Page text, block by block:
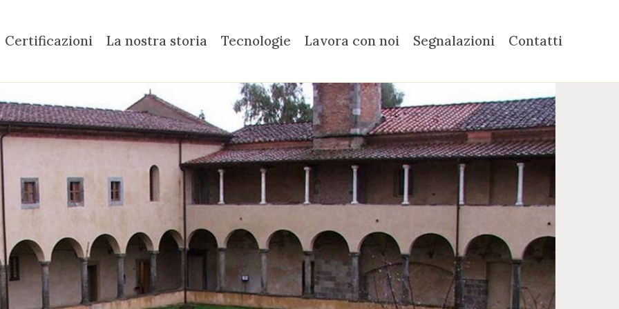
Certificazioni La nostra storia Tecnologie Lavora con noi Segnalazioni Contatti